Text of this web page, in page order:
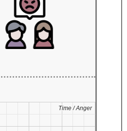
Time / Anger
Time / Anger